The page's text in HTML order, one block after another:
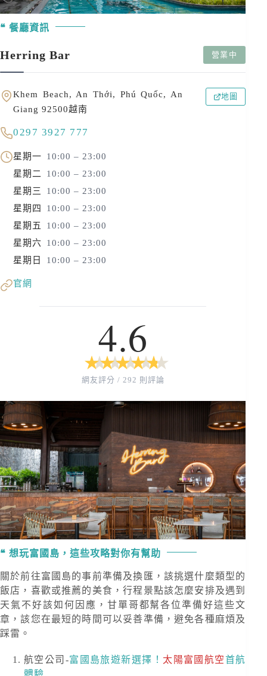
餐廳資訊
Herring Bar 營業中
Khem Beach, An Thới, Phú Quốc, An
Giang 92500越南
地圖
0297 3927 777
星期一
10:00 – 23:00
星期二
10:00 – 23:00
星期三
10:00 – 23:00
星期四
10:00 – 23:00
星期五
10:00 – 23:00
星期六
10:00 – 23:00
星期日
10:00 – 23:00
官網
4.6
★
★ ★
★ ★
★ ★
★ ★
★
網友評分 / 292 則評論
想玩富國島，這些攻略對你有幫助
關於前往富國島的事前準備及換匯，該挑選什麼類型的
飯店，喜歡或推薦的美食，行程景點該怎麼安排及遇到
天氣不好該如何因應，甘單哥都幫各位準備好這些文
章，該您在最短的時間可以妥善準備，避免各種麻煩及
踩雷。
航空公司-富國島旅遊新選擇！ 太陽富國航空首航